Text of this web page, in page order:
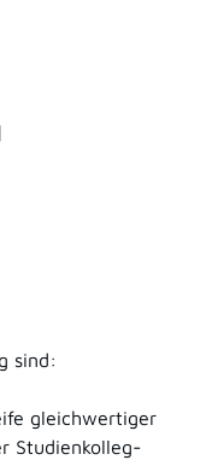
sind:
gleichwertiger
Studienkolleg-